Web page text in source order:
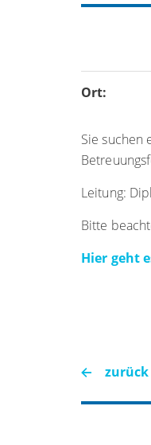
Ort:
Sie suchen
Leitung:
Bitte
Hier geht
zurück